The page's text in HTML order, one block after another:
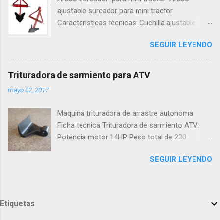
SG15<< Turbo Calefactor Modelo SG30 a GAS
Ficha Técnica << Video Turbocalefactor
SG30<< Turbo Calefactor Modelo SG50 a GAS
SG50<< - Turbo Calefactor eléctrico trifásico
Modelo SK5 Ficha Técnica << Video
Turbocalefactor SK5<< Turbo Calefactor
eléctrico trifásico Modelo SK15 Ficha Técnica
<< Video Turbocalefactor SK15<< - Turb...
ajustable surcador para mini tractor
Características técnicas: Cuchilla ajustable
tractores de 18 a 25HP Peso 23 kilos
Profundidad de trabajo 8-16 pulgadas
Enganche categoría I
SEGUIR LEYENDO
Trituradora de sarmiento para ATV
mayo 02, 2017
Maquina trituradora de arrastre autonoma
Ficha tecnica Trituradora de sarmiento ATV:
Potencia motor 14HP Peso total de 230
SEGUIR LEYENDO
Etiquetas